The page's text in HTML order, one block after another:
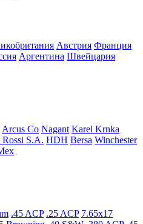
Австрия Франция
Аргентина Швейцария
Arcus Co Nagant Karel Krnka
S.A. HDH Bersa Winchester
.45 ACP .25 ACP 7.65x17